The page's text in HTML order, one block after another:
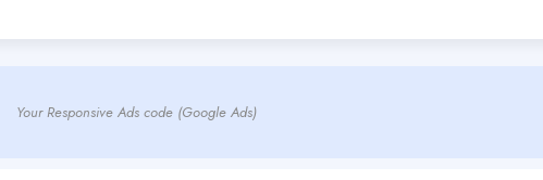
Your Responsive Ads code (Google Ads)